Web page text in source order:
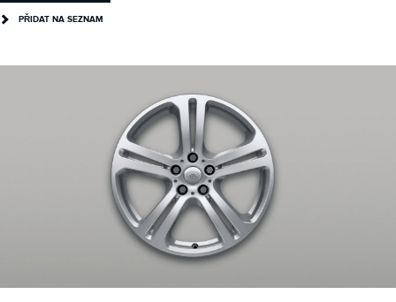
PŘIDAT NA SEZNAM